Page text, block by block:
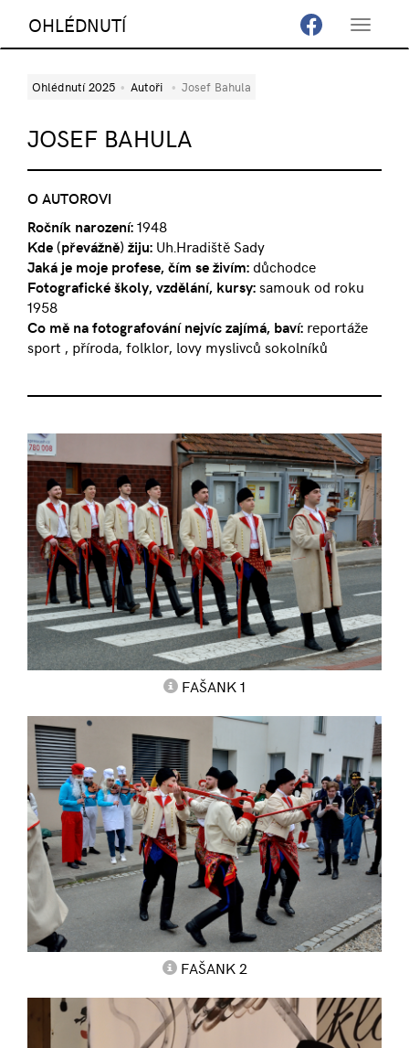
Toggle
OHLÉDNUTÍ
Ohlédnutí 2025 Autoři Josef Bahula
JOSEF BAHULA
O AUTOROVI
Ročník narození:1948
Kde (převážně) žiju: Uh.Hradiště Sady
Jaká je moje profese, čím se živím: důchodce
Fotografické školy, vzdělání, kursy:samouk od roku
1958
Co mě na fotografování nejvíc zajímá, baví: reportáže
sport , příroda, folklor, lovy myslivců sokolníků
FAŠANK 1
FAŠANK 2